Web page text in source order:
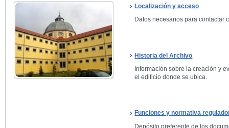
Localización y acceso
Datos necesarios para contactar
Historia del Archivo
Información sobre la creación y
el edificio donde se ubica.
Funciones y normativa
Depósito preferente de los